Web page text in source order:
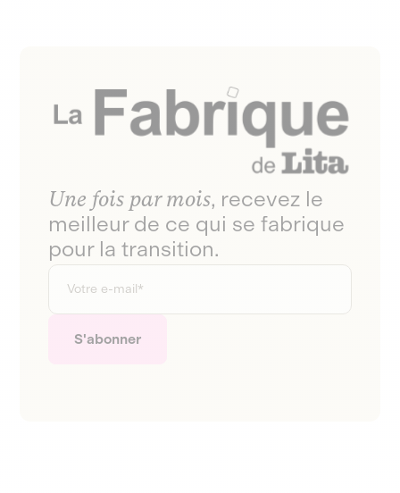
Une fois par mois, recevez le
meilleur de ce qui se fabrique
pour la transition.